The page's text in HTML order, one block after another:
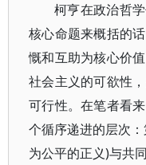
柯亨在政治哲
核心命题来概括的
慨和互助为核心价
社会主义的可欲性
可行性。在笔者看
个循序递进的层次
为公平的正义)与共